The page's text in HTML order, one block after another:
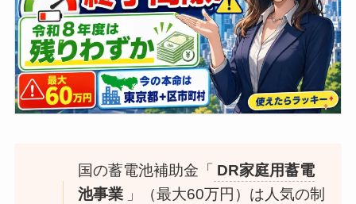
国の蓄電池補助金「 DR家庭用蓄電
池事業 」（最大60万円）は人気の制